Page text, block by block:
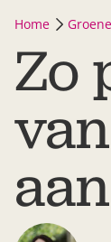
Home
Zo
aan